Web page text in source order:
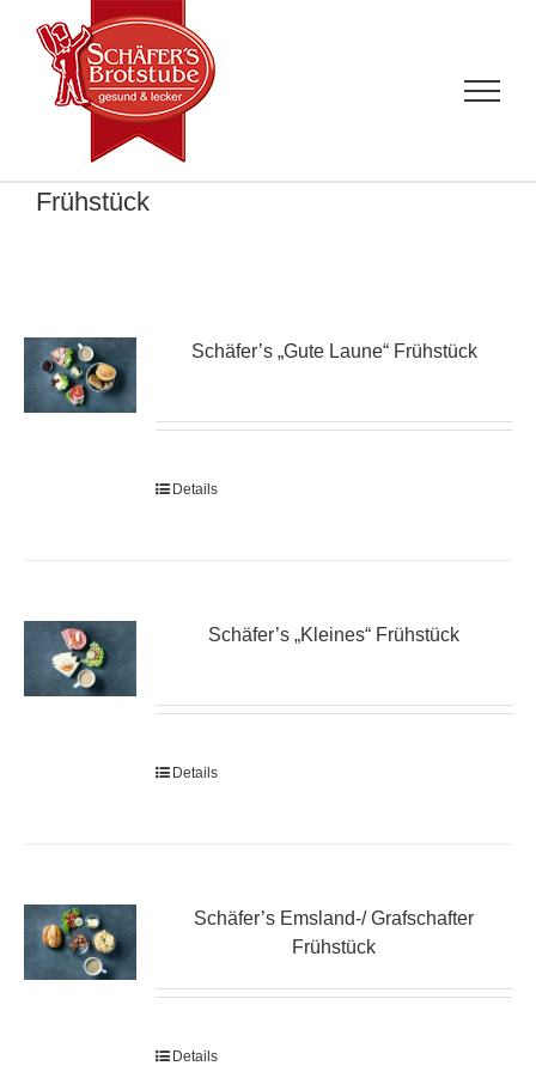
Inhalt
springen
Frühstück
Schäfer’s „Gute Laune“ Frühstück
Details
Schäfer’s „Kleines“ Frühstück
Details
Schäfer’s Emsland-/ Grafschafter
Frühstück
Details